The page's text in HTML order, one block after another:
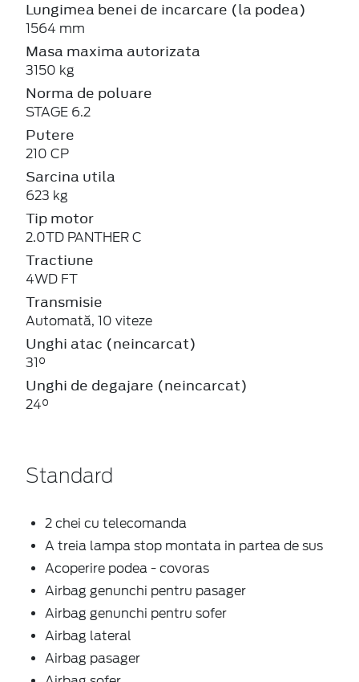
Lungimea benei de incarcare (la podea)
1564 mm
Masa maxima autorizata
3150 kg
Norma de poluare
STAGE 6.2
Putere
210 CP
Sarcina utila
623 kg
Tip motor
2.0TD PANTHER C
Tractiune
4WD FT
Transmisie
Automată, 10 viteze
Unghi atac (neincarcat)
31°
Unghi de degajare (neincarcat)
24°
Standard
2 chei cu telecomanda
A treia lampa stop montata in partea de sus
Acoperire podea - covoras
Airbag genunchi pentru pasager
Airbag genunchi pentru sofer
Airbag lateral
Airbag pasager